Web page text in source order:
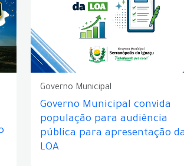
Governo Municipal
Governo Municipal convida
população para audiência
pública para apresentação da
LOA